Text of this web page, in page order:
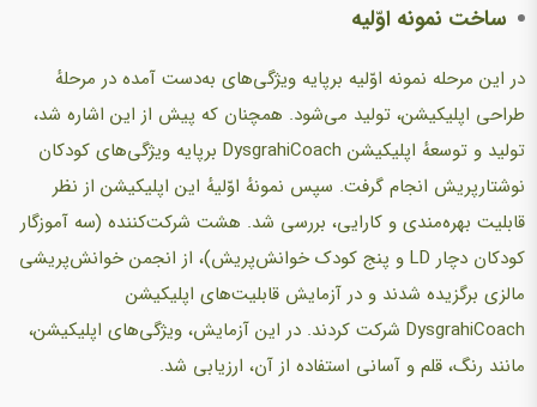
ساخت نمونه اوّلیه
در این مرحله نمونه اوّلیه برپایه ویژگی‌های به‌دست آمده در مرحلهٔ
طراحی اپلیکیشن، تولید می‌شود. همچنان که پیش از این اشاره شد،
تولید و توسعهٔ اپلیکیشن DysgrahiCoach برپایه ویژگی‌های کودکان
نوشتارپریش انجام گرفت. سپس نمونهٔ اوّلیهٔ این اپلیکیشن از نظر
قابلیت بهره‌مندی و کارایی، بررسی شد. هشت شرکت‌کننده (سه آموزگار
کودکان دچار LD و پنج کودک خوانش‌پریش)، از انجمن خوانش‌پریشی
مالزی برگزیده شدند و در آزمایش قابلیت‌های اپلیکیشن
DysgrahiCoach شرکت کردند. در این آزمایش، ویژگی‌های اپلیکیشن،
مانند رنگ، قلم و آسانی استفاده از آن، ارزیابی شد.